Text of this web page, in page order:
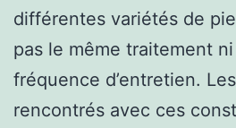
différentes variétés de
pas le même traitement
fréquence d’entretien.
rencontrés avec ces